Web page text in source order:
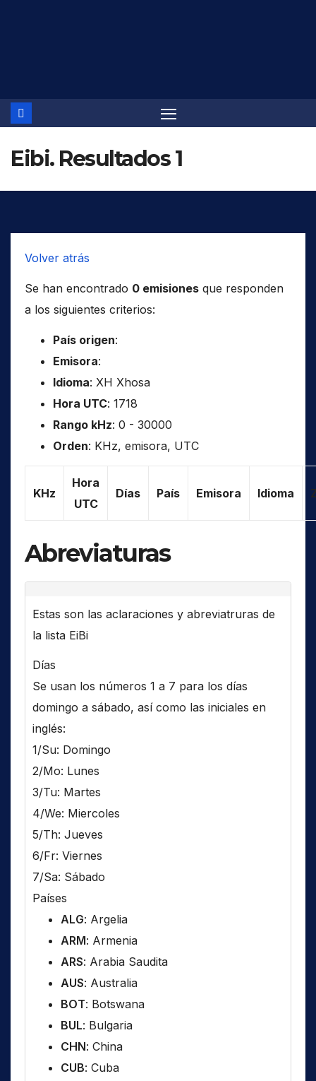
Eibi. Resultados 1
Volver atrás
Se han encontrado 0 emisiones que responden
a los siguientes criterios:
País origen:
Emisora:
Idioma: XH Xhosa
Hora UTC: 1718
Rango kHz: 0 - 30000
Orden: KHz, emisora, UTC
KHz
Hora
UTC
Días País Emisora Idioma
Abreviaturas
Estas son las aclaraciones y abreviatruras de
la lista EiBi
Días
Se usan los números 1 a 7 para los días
domingo a sábado, así como las iniciales en
inglés:
1/Su: Domingo
2/Mo: Lunes
3/Tu: Martes
4/We: Miercoles
5/Th: Jueves
6/Fr: Viernes
7/Sa: Sábado
Países
ALG: Argelia
ARM: Armenia
ARS: Arabia Saudita
AUS: Australia
BOT: Botswana
BUL: Bulgaria
CHN: China
CUB: Cuba